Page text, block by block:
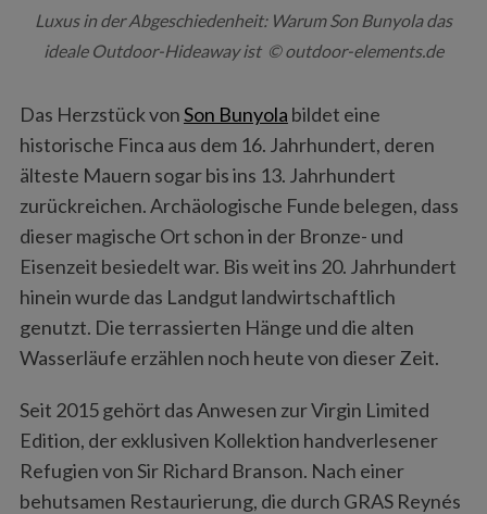
Luxus in der Abgeschiedenheit: Warum Son Bunyola das
ideale Outdoor-Hideaway ist © outdoor-elements.de
Das Herzstück vonSon Bunyola bildet eine
historische Finca aus dem 16. Jahrhundert, deren
älteste Mauern sogar bis ins 13. Jahrhundert
zurückreichen. Archäologische Funde belegen, dass
dieser magische Ort schon in der Bronze- und
Eisenzeit besiedelt war. Bis weit ins 20. Jahrhundert
hinein wurde das Landgut landwirtschaftlich
genutzt. Die terrassierten Hänge und die alten
Wasserläufe erzählen noch heute von dieser Zeit.
Seit 2015 gehört das Anwesen zur Virgin Limited
Edition, der exklusiven Kollektion handverlesener
Refugien von Sir Richard Branson. Nach einer
behutsamen Restaurierung, die durch GRAS Reynés